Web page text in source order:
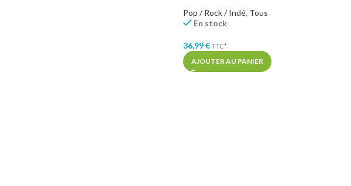
Pop / Rock / Indé, Tous
En stock
36,99€ TTC*
AJOUTER AU PANIER